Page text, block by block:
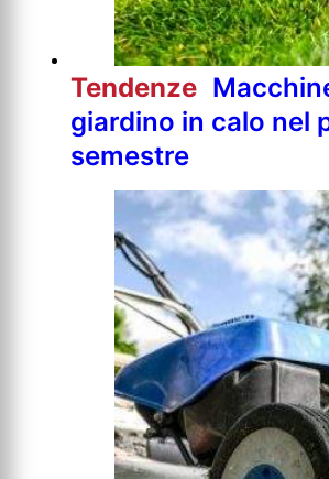
Tendenze
giardino in calo nel
semestre